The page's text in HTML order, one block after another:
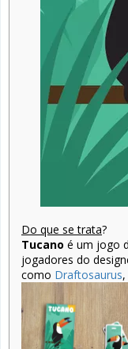
Do que se trata?
Tucano é um jogo
jogadores do
como Draftosaurus,